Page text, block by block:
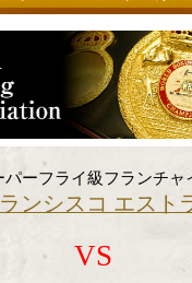
場:メキシコ
本時間: 9月4日(
ャイズ Sフラ
回戦